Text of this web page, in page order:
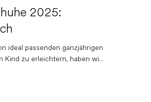
2025:
ideal passenden ganzjährigen
Kind zu erleichtern, haben wi...